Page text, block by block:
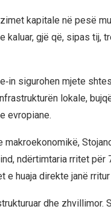
kapitale në pesë
kaluar, gjë që, sipas tij,
sigurohen mjete
lokale,
evropiane.
makroekonomikë,
ndërtimtaria rritet
e huaja direkte janë
dhe zhvillimor.